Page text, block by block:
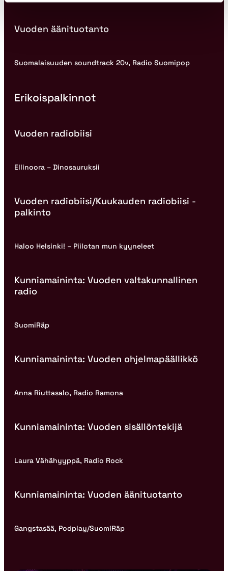
Vuoden äänituotanto
Suomalaisuuden soundtrack 20v, Radio Suomipop
Erikoispalkinnot
Vuoden radiobiisi
Ellinoora – Dinosauruksii
Vuoden radiobiisi/Kuukauden radiobiisi -
palkinto
Haloo Helsinki! – Piilotan mun kyyneleet
Kunniamaininta: Vuoden valtakunnallinen
radio
SuomiRäp
Kunniamaininta: Vuoden ohjelmapäällikkö
Anna Riuttasalo, Radio Ramona
Kunniamaininta: Vuoden sisällöntekijä
Laura Vähähyyppä, Radio Rock
Kunniamaininta: Vuoden äänituotanto
Gangstasää, Podplay/SuomiRäp